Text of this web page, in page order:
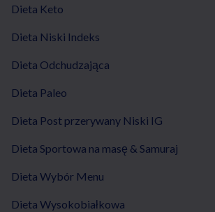
Dieta Keto
Dieta Niski Indeks
Dieta Odchudzająca
Dieta Paleo
Dieta Post przerywany Niski IG
Dieta Sportowa na masę & Samuraj
Dieta Wybór Menu
Dieta Wysokobiałkowa